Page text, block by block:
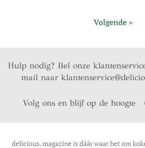
Volgende »
Hulp nodig? Bel onze
mail naar
Volg ons en blijf op de hoogte
delicious. magazine is dáár waar het om